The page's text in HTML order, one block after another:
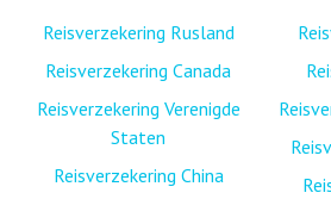
Reisverzekering Rusland
Reisverzekering Canada
Reisverzekering Verenigde
Staten
Reisverzekering China